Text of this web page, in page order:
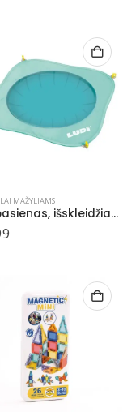
MAŽYLIAMS
LUDI basienas, išskleidžiamas, žalias